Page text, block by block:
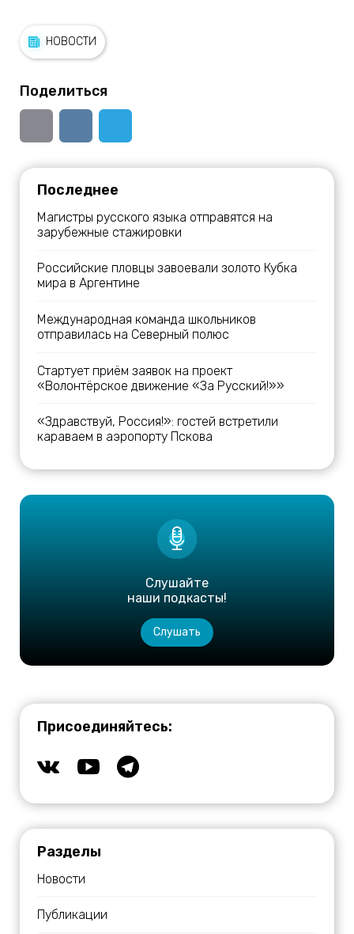
НОВОСТИ
Поделиться
Последнее
Магистры русского языка отправятся на
зарубежные стажировки
Российские пловцы завоевали золото Кубка
мира в Аргентине
Международная команда школьников
отправилась на Северный полюс
Стартует приём заявок на проект
«Волонтёрское движение «За Русский!»»
«Здравствуй, Россия!»: гостей встретили
караваем в аэропорту Пскова
Слушайте
наши подкасты!
Слушать
Присоединяйтесь:
Разделы
Новости
Публикации